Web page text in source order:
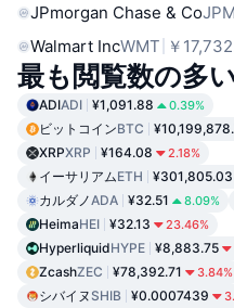
JPmorgan Chase & CoJPM
Walmart IncWMT ￥
最も閲覧数の多
ADIADI ¥1,091.88 0.39%
ビットコインBTC
XRPXRP ¥164.08 2.18%
イーサリアムETH ¥301,805.03
カルダノADA ¥32.51 8.09%
HeimaHEI ¥32.13 23.46%
HyperliquidHYPE ¥8,883.75
ZcashZEC ¥78,392.71 3.84%
シバイヌ SHIB ¥0.0007439